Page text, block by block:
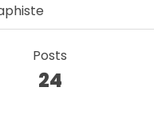
Posts
24